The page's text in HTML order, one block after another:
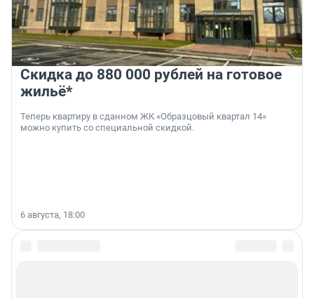
Скидка до 880 000 рублей на готовое
жильё*
Теперь квартиру в сданном ЖК «Образцовый квартал 14»
можно купить со специальной скидкой.
6 августа, 18:00